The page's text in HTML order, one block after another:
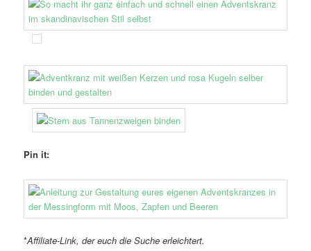
Pin it:
*Affiliate-Link, der euch die Suche erleichtert.